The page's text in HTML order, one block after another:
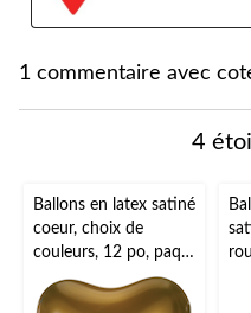
1 commentaire avec
4
Ballons en latex satiné
coeur, choix de
couleurs, 12 po, paq.
6, pour fête
d'anniversaire